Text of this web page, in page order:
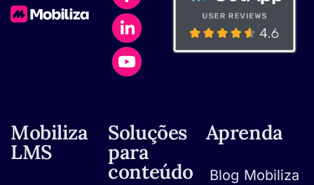
Mobiliza
LMS
Soluções
para
conteúdo
Aprenda
Blog Mobiliza